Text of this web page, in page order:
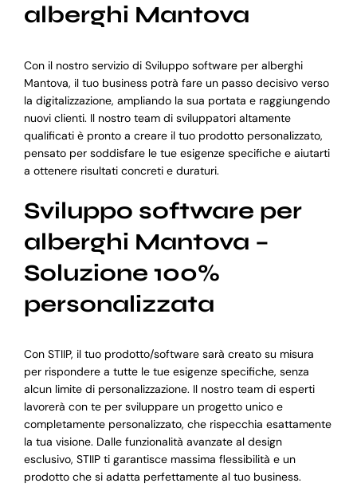
alberghi Mantova
Con il nostro servizio di Sviluppo software per alberghi
Mantova, il tuo business potrà fare un passo decisivo verso
la digitalizzazione, ampliando la sua portata e raggiungendo
nuovi clienti. Il nostro team di sviluppatori altamente
qualificati è pronto a creare il tuo prodotto personalizzato,
pensato per soddisfare le tue esigenze specifiche e aiutarti
a ottenere risultati concreti e duraturi.
Sviluppo software per
alberghi Mantova –
Soluzione 100%
personalizzata
Con STIIP, il tuo prodotto/software sarà creato su misura
per rispondere a tutte le tue esigenze specifiche, senza
alcun limite di personalizzazione. Il nostro team di esperti
lavorerà con te per sviluppare un progetto unico e
completamente personalizzato, che rispecchia esattamente
la tua visione. Dalle funzionalità avanzate al design
esclusivo, STIIP ti garantisce massima flessibilità e un
prodotto che si adatta perfettamente al tuo business.